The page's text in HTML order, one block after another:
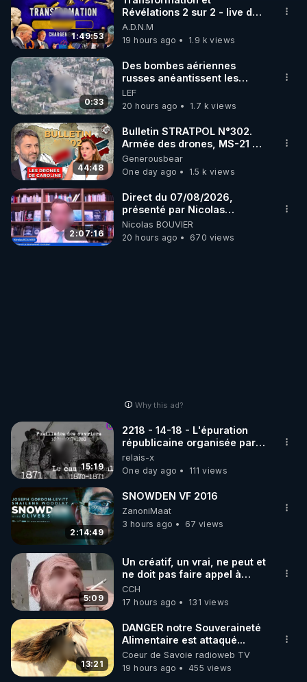
1:49:53
Révélations 2 sur 2 - live du
07/08/26
A.D.N.M
19 hours ago
1.9 k views
0:33
Des bombes aériennes
russes anéantissent les
centres de contrôle de
drones de 3 brigades
ukrainienne
LEF
20 hours ago
1.7 k views
44:48
Bulletin STRATPOL N°302.
Armée des drones, MS-21 en
série, missiles coréens.
07.08.2026.
Generousbear
One day ago
1.5 k views
2:07:16
Direct du 07/08/2026,
présenté par Nicolas
BOUVIER
Nicolas BOUVIER
20 hours ago
670 views
Why this ad?
15:19
2218 - 14-18 - L'épuration
républicaine organisée par
les frères de la truelle
relais-x
One day ago
111 views
2:14:49
SNOWDEN VF 2016
ZanoniMaat
3 hours ago
67 views
5:09
Un créatif, un vrai, ne peut et
ne doit pas faire appel à
l'intelligence artificielle
CCH
17 hours ago
131 views
13:21
DANGER notre Souveraineté
Alimentaire est attaqué...
Coeur de Savoie radioweb TV
19 hours ago
455 views